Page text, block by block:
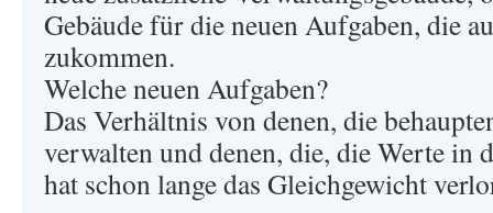
Gebäude für die neuen Aufgaben, die
zukommen.
Welche neuen Aufgaben?
Das Verhältnis von denen, die
verwalten und denen, die, die Werte in
hat schon lange das Gleichgewicht